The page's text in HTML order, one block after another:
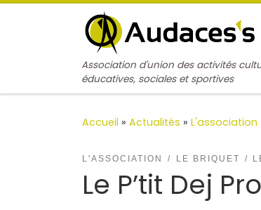
Passer au contenu
Association d'union des activités
éducatives, sociales et sportives
Accueil » Actualités » L'association
L'ASSOCIATION LE BRIQUET
Le P’tit Dej Pro